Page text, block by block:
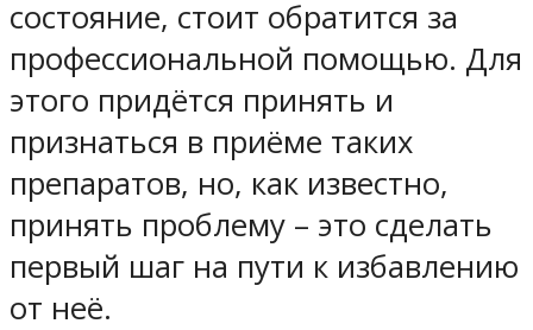
состояние, стоит обратится за
профессиональной помощью. Для
этого придётся принять и
признаться в приёме таких
препаратов, но, как известно,
принять проблему – это сделать
первый шаг на пути к избавлению
от неё.